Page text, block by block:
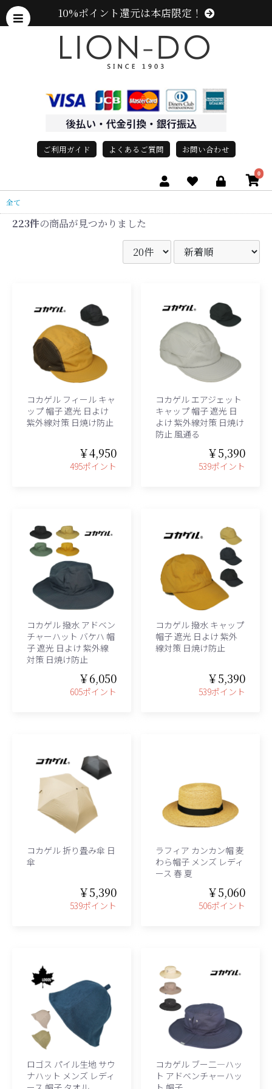
10%ポイント還元は本店限定！
ご利用ガイド よくあるご質問 お問い合わせ
0
全て
223件の商品が見つかりました
コカゲル フィール キャ
ップ 帽子 遮光 日よけ
紫外線対策 日焼け防止
￥4,950
495ポイント
コカゲル エアジェット
キャップ 帽子 遮光 日
よけ 紫外線対策 日焼け
防止 風通る
￥5,390
539ポイント
コカゲル 撥水 アドベン
チャーハット バケハ 帽
子 遮光 日よけ 紫外線
対策 日焼け防止
￥6,050
605ポイント
コカゲル 撥水 キャップ
帽子 遮光 日よけ 紫外
線対策 日焼け防止
￥5,390
539ポイント
コカゲル 折り畳み傘 日
傘
￥5,390
539ポイント
ラフィア カンカン帽 麦
わら帽子 メンズ レディ
ース 春 夏
￥5,060
506ポイント
ロゴス パイル生地 サウ
ナハット メンズ レディ
コカゲル ブー二―ハッ
ト アドベンチャーハッ